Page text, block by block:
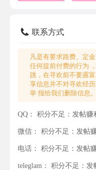
联系方式
凡是有要求路费、定
任何提前付费的行为
跳，在寻欢前不要露
享信息并不对寻欢经
举 报给我们删除信息。
QQ： 积分不足：发帖赚
微信： 积分不足：发帖
电话： 积分不足：发帖
teleglam： 积分不足：发